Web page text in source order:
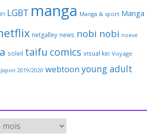
LGBT manga Manga & sport Manga
netgalley news nobi nobi noeve
soleil taifu comics visual kei Voyage
2019/2020 webtoon young adult